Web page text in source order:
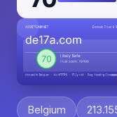
Belgium